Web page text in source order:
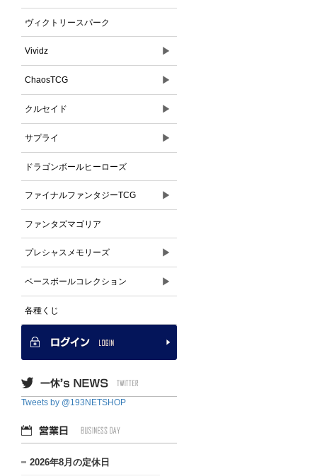
ヴィクトリースパーク
Vividz ▶
ChaosTCG ▶
クルセイド ▶
サプライ ▶
ドラゴンボールヒーローズ
ファイナルファンタジーTCG ▶
ファンタズマゴリア
プレシャスメモリーズ ▶
ベースボールコレクション ▶
各種くじ
Tweets by @193NETSHOP
2026年8月の定休日